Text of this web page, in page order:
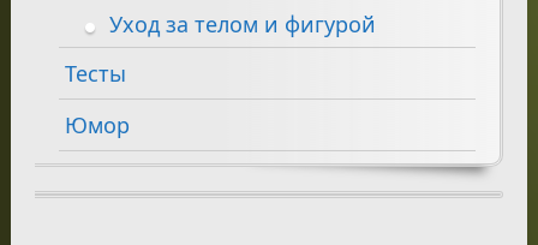
Уход за телом и фигурой
Тесты
Юмор